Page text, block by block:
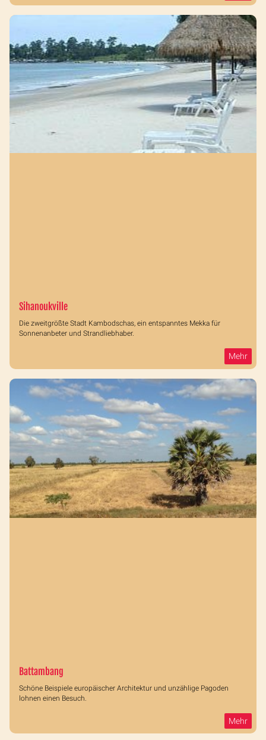
Sihanoukville
Die zweitgrößte Stadt Kambodschas, ein entspanntes Mekka für
Sonnenanbeter und Strandliebhaber.
Mehr
Battambang
Schöne Beispiele europäischer Architektur und unzählige Pagoden
lohnen einen Besuch.
Mehr